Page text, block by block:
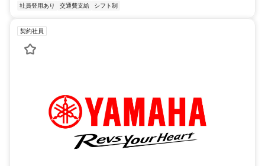
社員登用あり 交通費支給 シフト制
契約社員